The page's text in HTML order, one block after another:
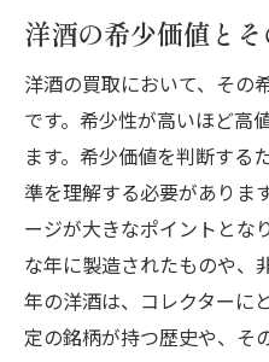
買取前に確認す
効率的な査定を受
買取成功のため
洋酒の希少価値と
洋酒の買取において、その
です。希少性が高いほど高
ます。希少価値を判断する
準を理解する必要がありま
ージが大きなポイントとな
な年に製造されたものや、
年の洋酒は、コレクターに
定の銘柄が持つ歴史や、そ